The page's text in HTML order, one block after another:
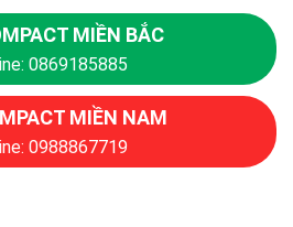
MIỀN BẮC
0869185885
MIỀN NAM
0988867719